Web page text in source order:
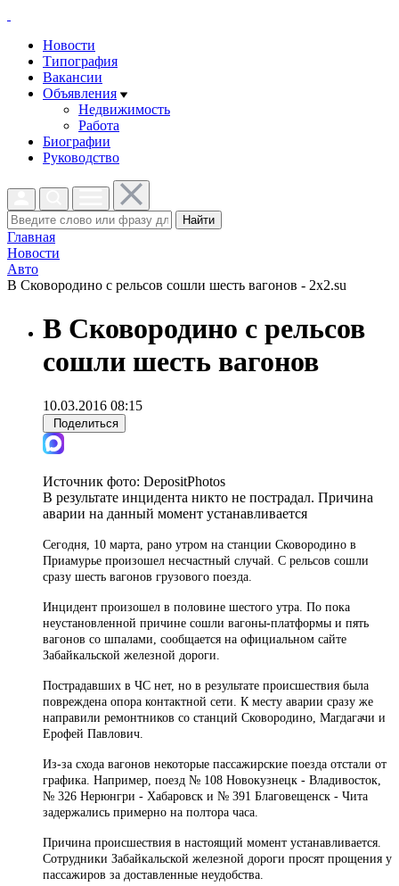
Новости
Типография
Вакансии
Объявления
Недвижимость
Работа
Биографии
Руководство
Найти
Главная
Новости
Авто
В Сковородино с рельсов сошли шесть вагонов - 2x2.su
В Сковородино с рельсов
сошли шесть вагонов
10.03.2016 08:15
Поделиться
Источник фото: DepositPhotos
В результате инцидента никто не пострадал. Причина
аварии на данный момент устанавливается
Сегодня, 10 марта, рано утром на станции Сковородино в
Приамурье произошел несчастный случай. С рельсов сошли
сразу шесть вагонов грузового поезда.
Инцидент произошел в половине шестого утра. По пока
неустановленной причине сошли вагоны-платформы и пять
вагонов со шпалами, сообщается на официальном сайте
Забайкальской железной дороги.
Пострадавших в ЧС нет, но в результате происшествия была
повреждена опора контактной сети. К месту аварии сразу же
направили ремонтников со станций Сковородино, Магдагачи и
Ерофей Павлович.
Из-за схода вагонов некоторые пассажирские поезда отстали от
графика. Например, поезд № 108 Новокузнецк - Владивосток,
№ 326 Нерюнгри - Хабаровск и № 391 Благовещенск - Чита
задержались примерно на полтора часа.
Причина происшествия в настоящий момент устанавливается.
Сотрудники Забайкальской железной дороги просят прощения у
пассажиров за доставленные неудобства.